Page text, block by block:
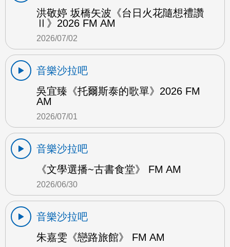
洪敬婷 坂橋矢波《台日火花隨想禮讚
Ⅱ》2026 FM AM
2026/07/02
音樂沙拉吧
吳宜臻《托爾斯泰的歌單》2026 FM
AM
2026/07/01
音樂沙拉吧
《文學選播~古書食堂》 FM AM
2026/06/30
音樂沙拉吧
朱嘉雯《戀路旅館》 FM AM